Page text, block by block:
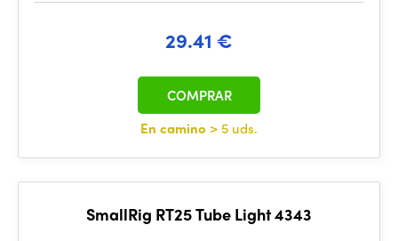
29.41 €
En camino > 5 uds.
COMPRAR
SmallRig RT25 Tube Light 4343